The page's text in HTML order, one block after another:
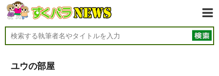
ユウの部屋